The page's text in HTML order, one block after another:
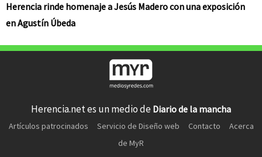
Herencia rinde homenaje a Jesús Madero con una exposición
en Agustín Úbeda
Herencia.net es un medio de Diario de la mancha
Artículos patrocinados Servicio de Diseño web Contacto
Acerca
de MyR